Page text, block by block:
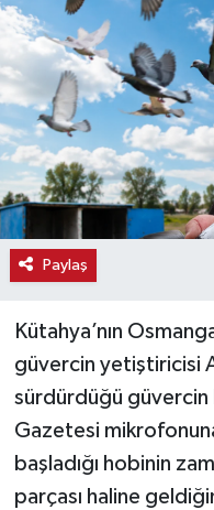
Paylaş
Kütahya’nın
güvercin yetiştiricisi
sürdürdüğü güvercin
Gazetesi
başladığı hobinin
parçası haline
Kültür-Sanat
Magazin
Resmi İlanlar
Sağlık
Seri İlan
Spor
Teknoloji
Vasıta